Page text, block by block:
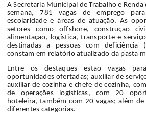
A Secretaria Municipal de Trabalho e
semana, 781 vagas de emprego
escolaridade e áreas de atuação. As
setores como offshore, construção
alimentação, logística, transporte e
destinadas a pessoas com deficiência
constam em relatório atualizado da pasta
Entre os destaques estão vagas
oportunidades ofertadas; auxiliar de
auxiliar de cozinha e chefe de cozinha,
de operações logísticas, com 20
hoteleira, também com 20 vagas; além
diferentes categorias.